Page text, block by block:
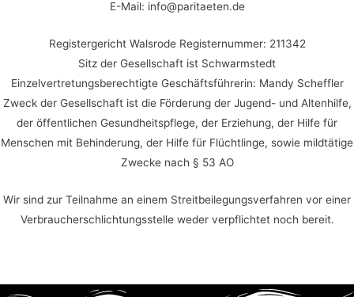
E-Mail: info@paritaeten.de
Registergericht Walsrode Registernummer: 211342
Sitz der Gesellschaft ist Schwarmstedt
Einzelvertretungsberechtigte Geschäftsführerin: Mandy Scheffler
Zweck der Gesellschaft ist die Förderung der Jugend- und Altenhilfe,
der öffentlichen Gesundheitspflege, der Erziehung, der Hilfe für
Menschen mit Behinderung, der Hilfe für Flüchtlinge, sowie mildtätige
Zwecke nach § 53 AO
Wir sind zur Teilnahme an einem Streitbeilegungsverfahren vor einer
Verbraucherschlichtungsstelle weder verpflichtet noch bereit.